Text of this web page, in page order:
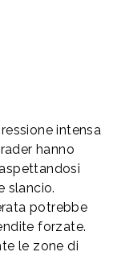
intensa
hanno
slancio.
potrebbe
forzate.
le zone di